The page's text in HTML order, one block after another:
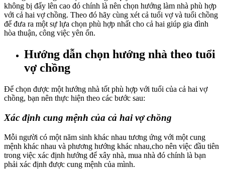
không bị đẩy lên cao đó chính là nên chọn hướng làm nhà phù hợp
với cả hai vợ chồng. Theo đó hãy cùng xét cả tuổi vợ và tuổi chồng
để đưa ra một sự lựa chọn phù hợp nhất cho cả hai giúp gia đình
hòa thuận, công việc yên ổn.
Hướng dẫn chọn hướng nhà theo tuổi
vợ chồng
Để chọn được một hướng nhà tốt phù hợp với tuổi của cả hai vợ
chồng, bạn nên thực hiện theo các bước sau:
Xác định cung mệnh của cả hai vợ chồng
Mỗi người có một năm sinh khác nhau tương ứng với một cung
mệnh khác nhau và phương hướng khác nhau,cho nên việc đầu tiên
trong việc xác định hướng để xây nhà, mua nhà đó chính là bạn
phải xác định được cung mệnh của mình.